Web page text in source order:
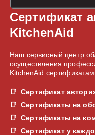
Сертификат
KitchenAid
Наш сервисный центр
осуществления
KitchenAid
Сертификат
Сертификаты на
Сертификаты на
Сертификат у